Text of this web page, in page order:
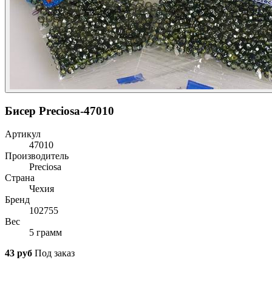
Бисер Preciosa-47010
Артикул
47010
Производитель
Preciosa
Страна
Чехия
Бренд
102755
Вес
5 грамм
43 руб Под заказ